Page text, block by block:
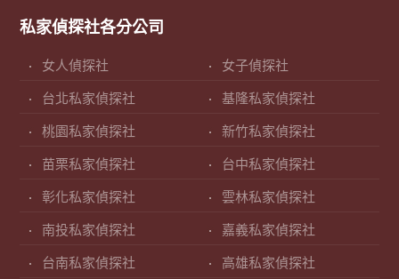
私家偵探社各分公司
女人偵探社 女子偵探社
台北私家偵探社 基隆私家偵探社
桃園私家偵探社 新竹私家偵探社
苗栗私家偵探社 台中私家偵探社
彰化私家偵探社 雲林私家偵探社
南投私家偵探社 嘉義私家偵探社
台南私家偵探社 高雄私家偵探社